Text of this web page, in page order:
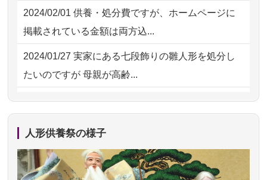
2026/07/15 お客様の声を読み、丁寧に供養してい
ただけそう...
2026/07/13 遠方からでもご依頼出来る点と申込ま
での方法が...
2026/07/10家から近かったので。
2026/07/08誰も住んでいない実家の片付けを始め
2024/02/01 供養・処分費ですが、ホームページに
掲載されている金額は両方込...
2024/01/27 実家にある七段飾りの雛人形を処分し
たいのですが 母親が高齢...
2024/01/13剥製の供養・処分をお願いできます
ですが？
人形供養祭の様子